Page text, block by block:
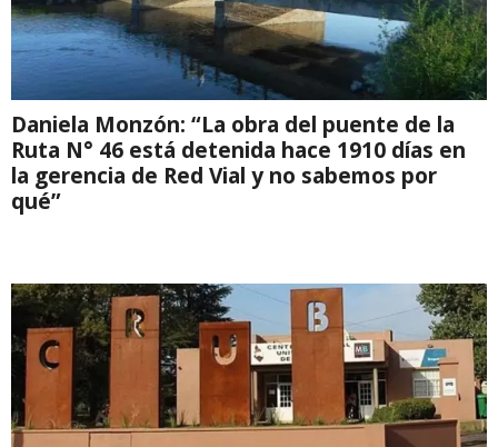
Daniela Monzón: “La obra del puente de la
Ruta N° 46 está detenida hace 1910 días en
la gerencia de Red Vial y no sabemos por
qué”